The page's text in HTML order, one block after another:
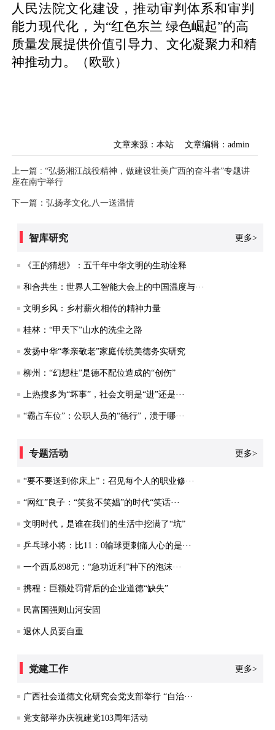
人民法院文化建设，推动审判体系和审判
能力现代化， 为“红色东兰 绿色崛起”的高
质量发展提供价值引导力、文化凝聚力和精
神推动力。
（欧歌）
文章来源：本站 文章编辑：admin
上一篇 : “弘扬湘江战役精神，做建设壮美广西的奋斗者”专题讲
座在南宁举行
下一篇：弘扬孝文化,八一送温情
智库研究 更多>
《王的猜想》：五千年中华文明的生动诠释
和合共生：世界人工智能大会上的中国温度与···
文明乡风：乡村薪火相传的精神力量
桂林：“甲天下”山水的洗尘之路
发扬中华“孝亲敬老”家庭传统美德务实研究
柳州：“幻想柱”是德不配位造成的“创伤”
上热搜多为“坏事”，社会文明是“进”还是···
“霸占车位”：公职人员的“德行”，溃于哪···
专题活动 更多>
“要不要送到你床上”：召见每个人的职业修···
“网红”良子：“笑贫不笑娼”的时代“笑话···
文明时代，是谁在我们的生活中挖满了“坑”
乒乓球小将：比11：0输球更刺痛人心的是···
一个西瓜898元：“急功近利”种下的泡沫···
携程：巨额处罚背后的企业道德“缺失”
民富国强则山河安固
退休人员要自重
党建工作 更多>
广西社会道德文化研究会党支部举行 “自治···
党支部举办庆祝建党103周年活动